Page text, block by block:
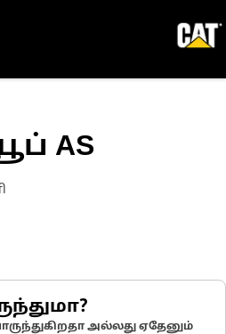
AS
அல்லது ஏதேனும்